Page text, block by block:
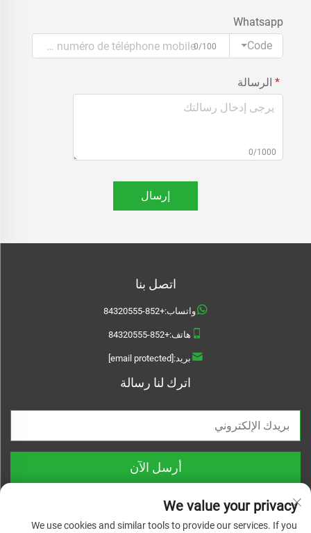
Whatsapp
Code
0/100
الرسالة
0/1000
إرسال
اتصل بنا
واتساب:+852-84320555
هاتف:+852-84320555
بريد:
اترك لنا رسالة
أرسل الآن
We value your privacy
We use cookies and similar tools to provide our services. If you